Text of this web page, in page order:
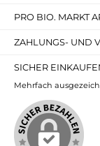
PRO BIO. MARKT
ZAHLUNGS- UND
SICHER
Mehrfach